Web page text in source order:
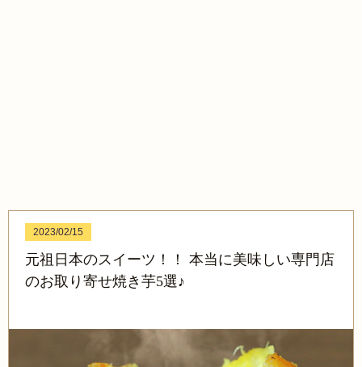
2023/02/15
元祖日本のスイーツ！！ 本当に美味しい専門店
のお取り寄せ焼き芋5選♪